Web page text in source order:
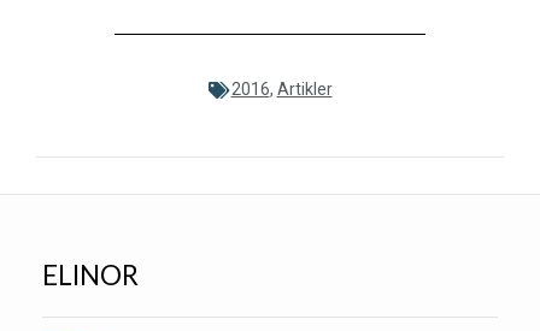
2016, Artikler
ELINOR